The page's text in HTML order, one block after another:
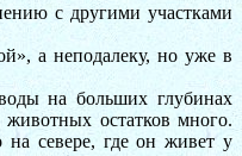
с другими участками
а неподалеку, но уже в
на больших глубинах
остатков много.
севере, где он живет у